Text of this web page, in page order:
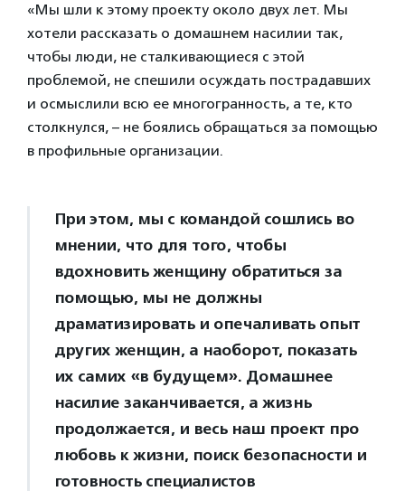
«Мы шли к этому проекту около двух лет. Мы
хотели рассказать о домашнем насилии так,
чтобы люди, не сталкивающиеся с этой
проблемой, не спешили осуждать пострадавших
и осмыслили всю ее многогранность, а те, кто
столкнулся, – не боялись обращаться за помощью
в профильные организации.
При этом, мы с командой сошлись во
мнении, что для того, чтобы
вдохновить женщину обратиться за
помощью, мы не должны
драматизировать и опечаливать опыт
других женщин, а наоборот, показать
их самих «в будущем». Домашнее
насилие заканчивается, а жизнь
продолжается, и весь наш проект про
любовь к жизни, поиск безопасности и
готовность специалистов